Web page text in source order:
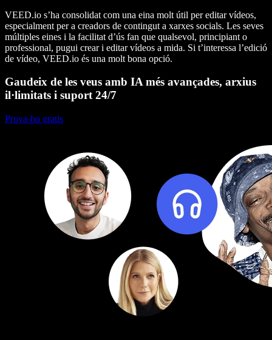
VEED.io s’ha consolidat com una eina molt útil per editar vídeos,
especialment per a creadors de contingut a xarxes socials. Les seves
múltiples eines i la facilitat d’ús fan que qualsevol, principiant o
professional, pugui crear i editar vídeos a mida. Si t’interessa l’edició
de vídeo, VEED.io és una molt bona opció.
Gaudeix de les veus amb IA més avançades, arxius
il·limitats i suport 24/7
Prova-ho gratis